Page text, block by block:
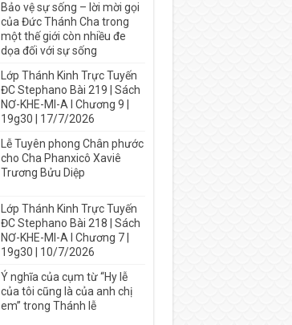
Bảo vệ sự sống – lời mời gọi
của Đức Thánh Cha trong
một thế giới còn nhiều đe
dọa đối với sự sống
Lớp Thánh Kinh Trực Tuyến
ĐC Stephano Bài 219 | Sách
NƠ-KHE-MI-A I Chương 9 |
19g30 | 17/7/2026
Lễ Tuyên phong Chân phước
cho Cha Phanxicô Xaviê
Trương Bửu Diệp
Lớp Thánh Kinh Trực Tuyến
ĐC Stephano Bài 218 | Sách
NƠ-KHE-MI-A I Chương 7 |
19g30 | 10/7/2026
Ý nghĩa của cụm từ “Hy lễ
của tôi cũng là của anh chị
em” trong Thánh lễ